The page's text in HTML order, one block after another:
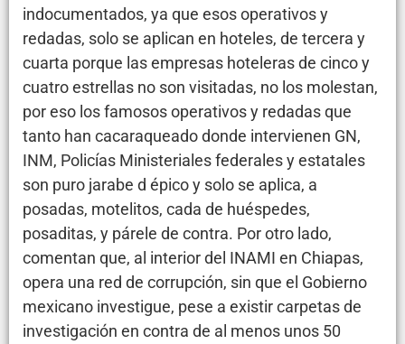
indocumentados, ya que esos operativos y
redadas, solo se aplican en hoteles, de tercera y
cuarta porque las empresas hoteleras de cinco y
cuatro estrellas no son visitadas, no los molestan,
por eso los famosos operativos y redadas que
tanto han cacaraqueado donde intervienen GN,
INM, Policías Ministeriales federales y estatales
son puro jarabe d épico y solo se aplica, a
posadas, motelitos, cada de huéspedes,
posaditas, y párele de contra. Por otro lado,
comentan que, al interior del INAMI en Chiapas,
opera una red de corrupción, sin que el Gobierno
mexicano investigue, pese a existir carpetas de
investigación en contra de al menos unos 50